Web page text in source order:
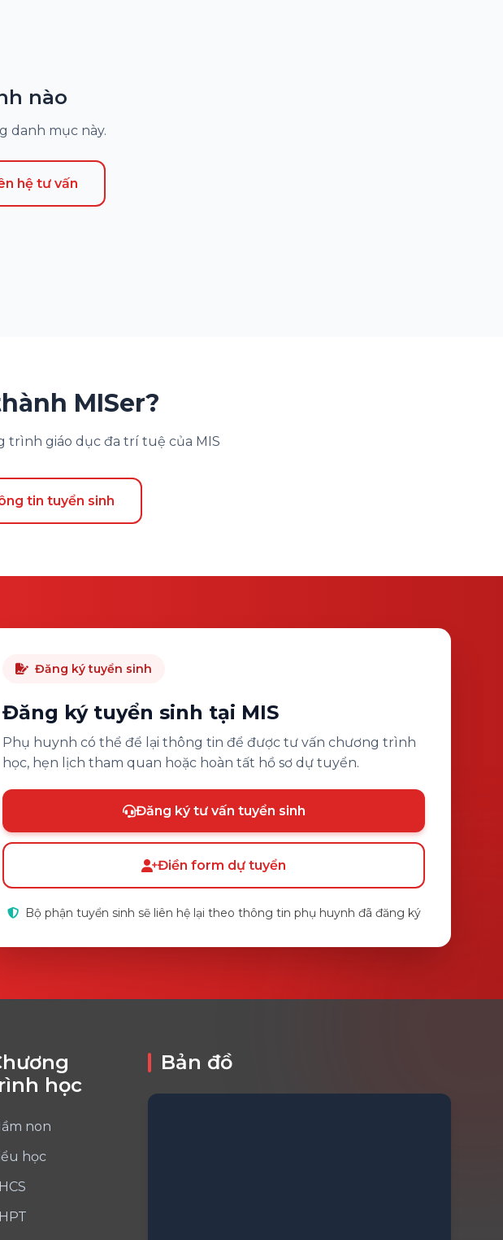
nào
danh mục này.
hệ tư vấn
MISer?
giáo dục đa trí tuệ của MIS
tin tuyển sinh
Đăng ký tuyển sinh
Đăng ký tuyển sinh tại MIS
Phụ huynh có thể để lại thông tin để được tư vấn chương trình
học, hẹn lịch tham quan hoặc hoàn tất hồ sơ dự tuyển.
Đăng ký tư vấn tuyển sinh
Điền form dự tuyển
Bộ phận tuyển sinh sẽ liên hệ lại theo thông tin phụ huynh đã đăng ký
học
non
học
Bản đồ